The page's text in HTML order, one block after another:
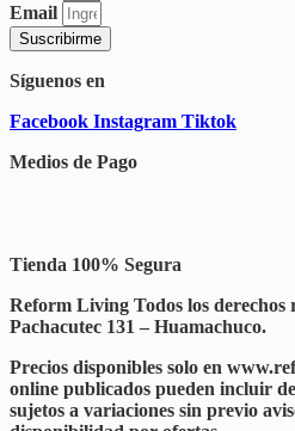
Email
Suscribirme
Síguenos en
Facebook Instagram Tiktok
Medios de Pago
Tienda 100% Segura
Reform Living Todos los derechos
Pachacutec 131 – Huamachuco.
Precios disponibles solo en
online publicados pueden incluir
sujetos a variaciones sin previo